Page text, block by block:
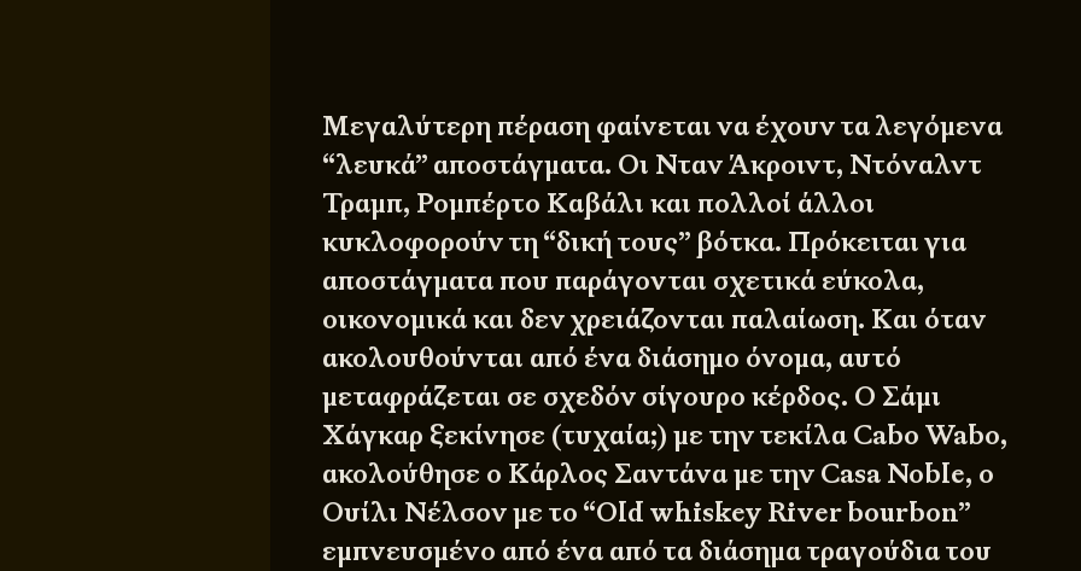
Μεγαλύτερη πέραση φαίνεται να έχουν τα λεγόμενα
“λευκά” αποστάγματα. Οι Νταν Άκροιντ, Ντόναλντ
Τραμπ, Ρομπέρτο Καβάλι και πολλοί άλλοι
κυκλοφορούν τη “δική τους” βότκα. Πρόκειται για
αποστάγματα που παράγονται σχετικά εύκολα,
οικονομικά και δεν χρειάζονται παλαίωση. Και όταν
ακολουθούνται από ένα διάσημο όνομα, αυτό
μεταφράζεται σε σχεδόν σίγουρο κέρδος. Ο Σάμι
Χάγκαρ ξεκίνησε (τυχαία;) με την τεκίλα Cabo Wabo,
ακολούθησε ο Κάρλος Σαντάνα με την Casa Noble, ο
Ουίλι Νέλσον με το “Old whiskey River bourbon”
εμπνευσμένο από ένα από τα διάσημα τραγούδια του